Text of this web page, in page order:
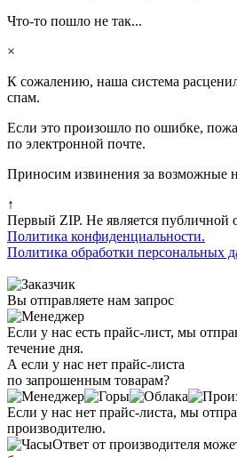
Что-то пошло не так...
×
К сожалению, наша система
спам.
Если это произошло по ошибке,
по электронной почте.
Приносим извинения за возможные
↑
Первый ZIP. Не является публичной
Политика конфиденциальности.
Политика обработки персональных
Вы отправляете нам запрос
Если у нас есть прайс-лист, мы
течение дня.
А если у нас нет прайс-листа
по запрошенным товарам?
Если у нас нет прайс-листа, мы
производителю.
Ответ от производителя